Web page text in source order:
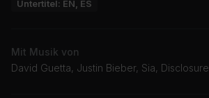
Untertitel: EN, ES
Mit Musik von
David Guetta, Justin Bieber, Sia, Disclosure